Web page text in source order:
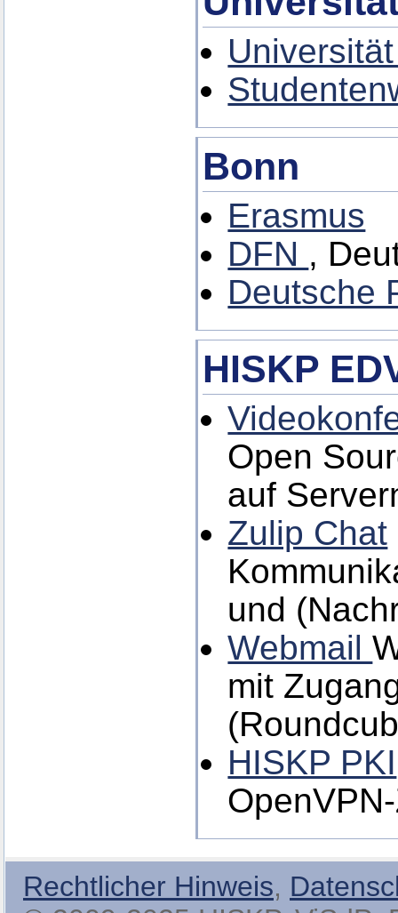
Bonn
Erasmus
DFN ,
Deutsche
HISKP
Open
auf
Zulip Chat
und
Webmail
mit
HISKP PKI
Rechtlicher Hinweis,